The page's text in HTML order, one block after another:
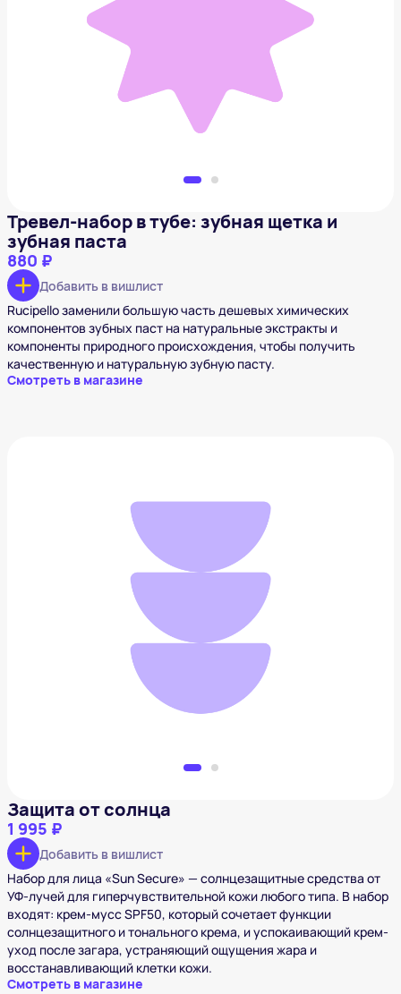
Тревел-набор в тубе: зубная щетка и зубная паста
Тревел-набор в тубе: зубная щетка и
зубная паста
880 ₽
Добавить в вишлист
Rucipello заменили большую часть дешевых химических
компонентов зубных паст на натуральные экстракты и
компоненты природного происхождения, чтобы получить
качественную и натуральную зубную пасту.
Смотреть в магазине
Защита от солнца
Защита от солнца
1 995 ₽
Добавить в вишлист
Набор для лица «Sun Secure» — солнцезащитные средства от
УФ-лучей для гиперчувствительной кожи любого типа. В набор
входят: крем-мусс SPF50, который сочетает функции
солнцезащитного и тонального крема, и успокаивающий крем-
уход после загара, устраняющий ощущения жара и
восстанавливающий клетки кожи.
Смотреть в магазине